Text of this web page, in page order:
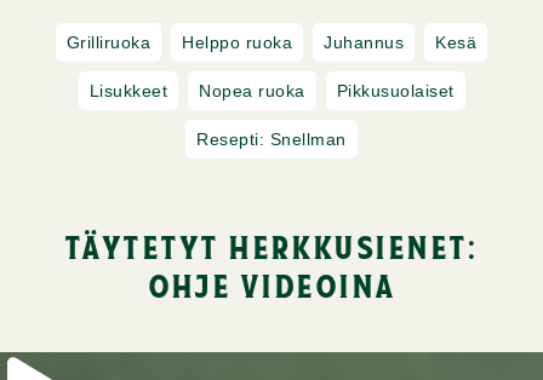
Grilliruoka Helppo ruoka Juhannus Kesä
Lisukkeet Nopea ruoka Pikkusuolaiset
Resepti: Snellman
täytetyt herkkusienet:
ohje videoina